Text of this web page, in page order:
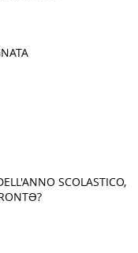
SCOLASTICO,